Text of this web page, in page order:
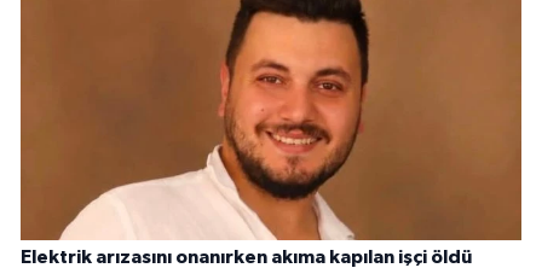
Elektrik arızasını onanırken akıma kapılan işçi öldü